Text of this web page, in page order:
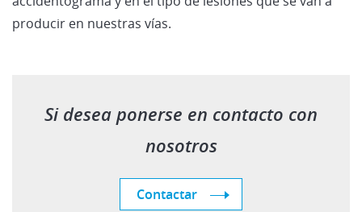
producir en nuestras vías.
Si desea ponerse en contacto con
nosotros
Contactar